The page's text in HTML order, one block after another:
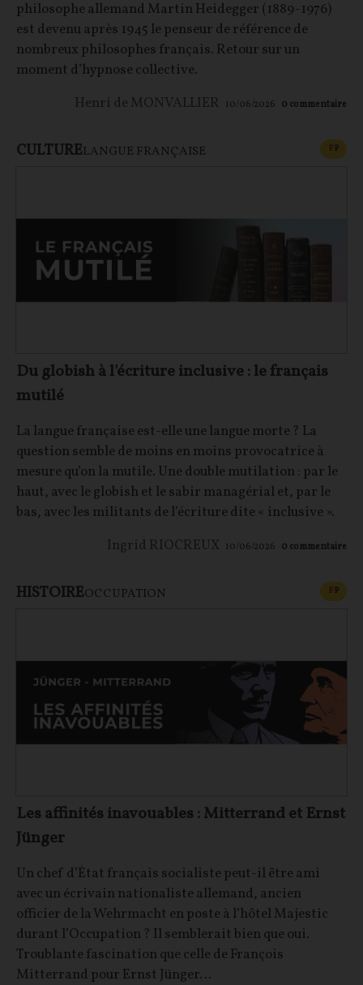
philosophe allemand Martin Heidegger (1889-1976)
est devenu après 1945 le penseur de référence de
nombreux philosophes français. Retour sur un
moment d’hypnose collective.
Henri de MONVALLIER 10/06/2026 0 commentaire
CULTURELANGUE FRANÇAISE FP
Du globish à l'écriture inclusive : le français
mutilé
La langue française est-elle une langue morte ? La
question semble de moins en moins provocatrice à
mesure qu’on la mutile. Une double mutilation : par le
haut, avec le globish et le sabir managérial et, par le
bas, avec les militants de l’écriture dite « inclusive ».
Ingrid RIOCREUX 10/06/2026 0 commentaire
HISTOIREOCCUPATION FP
Les affinités inavouables : Mitterrand et Ernst
Jünger
Un chef d’État français socialiste peut-il être ami
avec un écrivain nationaliste allemand, ancien
officier de la Wehrmacht en poste à l’hôtel Majestic
durant l’Occupation ? Il semblerait bien que oui.
Troublante fascination que celle de François
Mitterrand pour Ernst Jünger…